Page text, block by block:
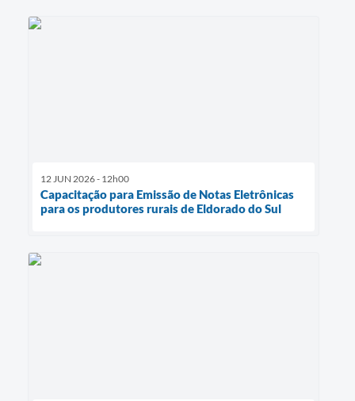
12 JUN 2026 - 12h00
Capacitação para Emissão de Notas Eletrônicas
para os produtores rurais de Eldorado do Sul